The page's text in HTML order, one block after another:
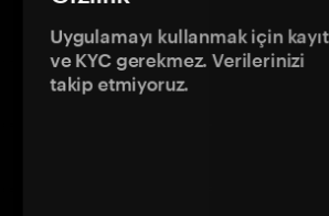
Uygulamayı kullanmak için kayıt
ve KYC gerekmez. Verilerinizi
takip etmiyoruz.